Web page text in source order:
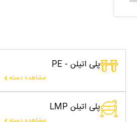
پلی اتیلن - PE
مشاهده دسته
پلی اتیلن LMP